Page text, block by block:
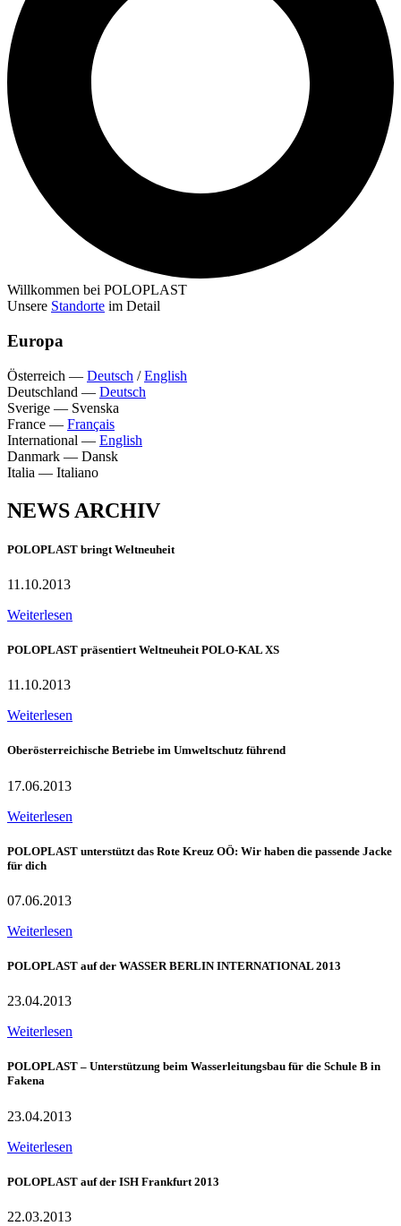
Willkommen bei POLOPLAST
Unsere Standorte im Detail
Europa
Österreich — Deutsch /English
Deutschland — Deutsch
Sverige — Svenska
France — Français
International — English
Danmark — Dansk
Italia — Italiano
NEWS ARCHIV
POLOPLAST bringt Weltneuheit
11.10.2013
Weiterlesen
POLOPLAST präsentiert Weltneuheit POLO-KAL XS
11.10.2013
Weiterlesen
Oberösterreichische Betriebe im Umweltschutz führend
17.06.2013
Weiterlesen
POLOPLAST unterstützt das Rote Kreuz OÖ: Wir haben die passende Jacke
für dich
07.06.2013
Weiterlesen
POLOPLAST auf der WASSER BERLIN INTERNATIONAL 2013
23.04.2013
Weiterlesen
POLOPLAST – Unterstützung beim Wasserleitungsbau für die Schule B in
Fakena
23.04.2013
Weiterlesen
POLOPLAST auf der ISH Frankfurt 2013
22.03.2013